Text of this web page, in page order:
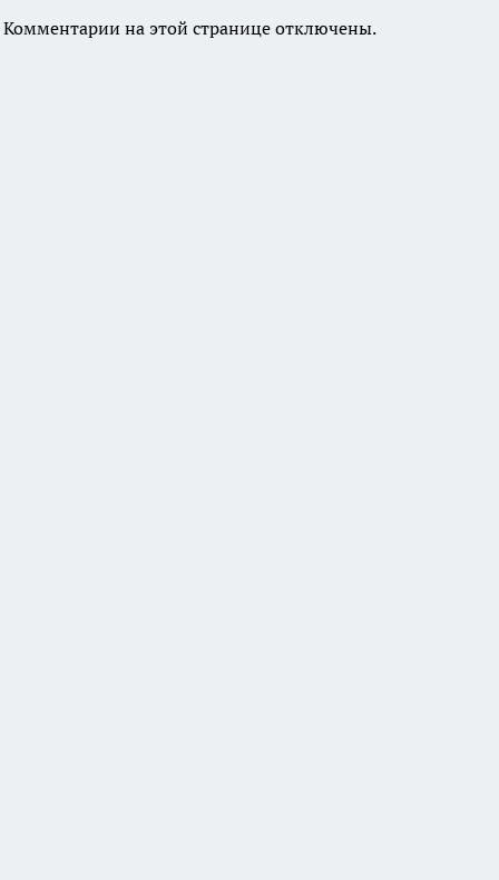
Комментарии на этой странице отключены.